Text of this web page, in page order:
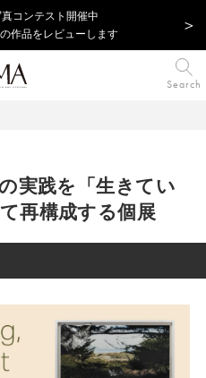
コンテスト開催中
作品をレビューします
Search
実践を「生きてい
再構成する個展